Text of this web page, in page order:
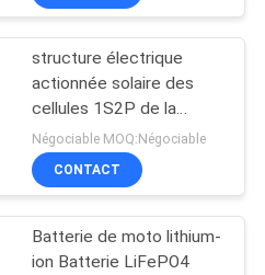
de
batterie
structure électrique
actionnée solaire des
cellules 1S2P de la
batterie 12AH 3.2V
32700 d'ion d'Energise
Lithium de barrière de
Négociable MOQ:Négociable
CONTACT
Batterie de moto lithium-
ion Batterie LiFePO4